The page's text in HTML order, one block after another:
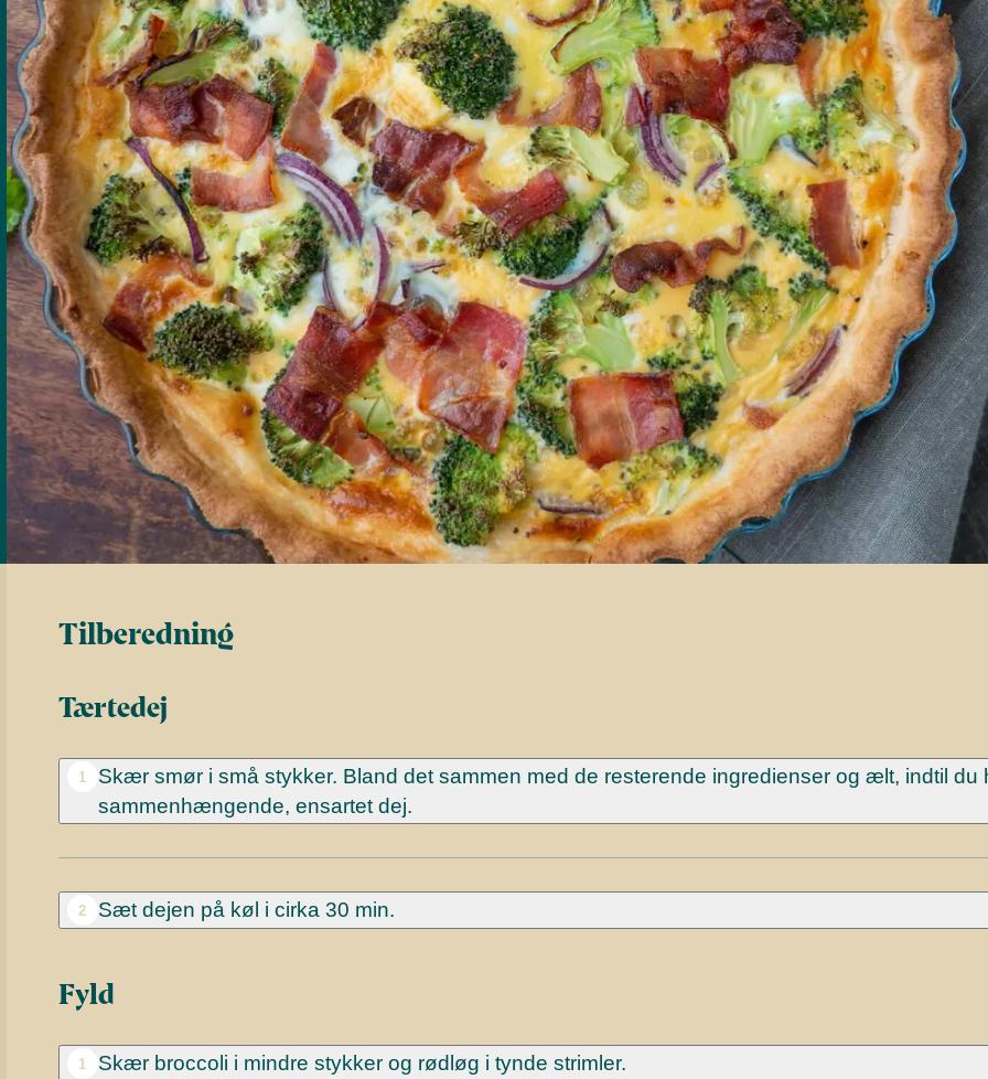
Tilberedning
Tærtedej
1
Skær smør i små stykker. Bland det sammen med de resterende ingredienser og ælt, indtil du
sammenhængende, ensartet dej.
2 Sæt dejen på køl i cirka 30 min.
Fyld
1 Skær broccoli i mindre stykker og rødløg i tynde strimler.